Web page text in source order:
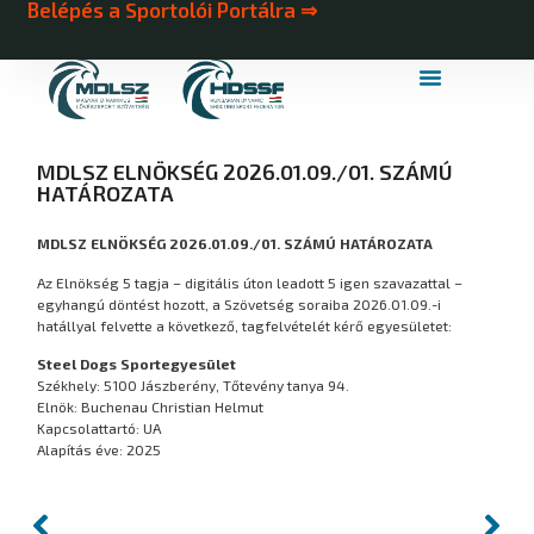
Belépés a Sportolói Portálra ⇒
MDLSZ ELNÖKSÉG 2026.01.09./01. SZÁMÚ
HATÁROZATA
MDLSZ ELNÖKSÉG 2026.01.09./01. SZÁMÚ HATÁROZATA
Az Elnökség 5 tagja – digitális úton leadott 5 igen szavazattal –
egyhangú döntést hozott, a Szövetség soraiba 2026.01.09.-i
hatállyal felvette a következő, tagfelvételét kérő egyesületet:
Steel Dogs Sportegyesület
Székhely: 5100 Jászberény, Tőtevény tanya 94.
Elnök: Buchenau Christian Helmut
Kapcsolattartó: UA
Alapítás éve: 2025